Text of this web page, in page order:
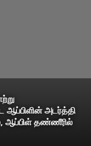
ஆப்பிளின் அடர்த்தி
ஆப்பிள் தண்ணீரில்